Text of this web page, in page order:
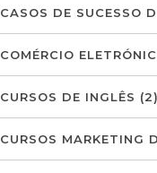
CASOS DE SUCESSO
COMÉRCIO
CURSOS DE INGLÊS (2)
CURSOS MARKETING